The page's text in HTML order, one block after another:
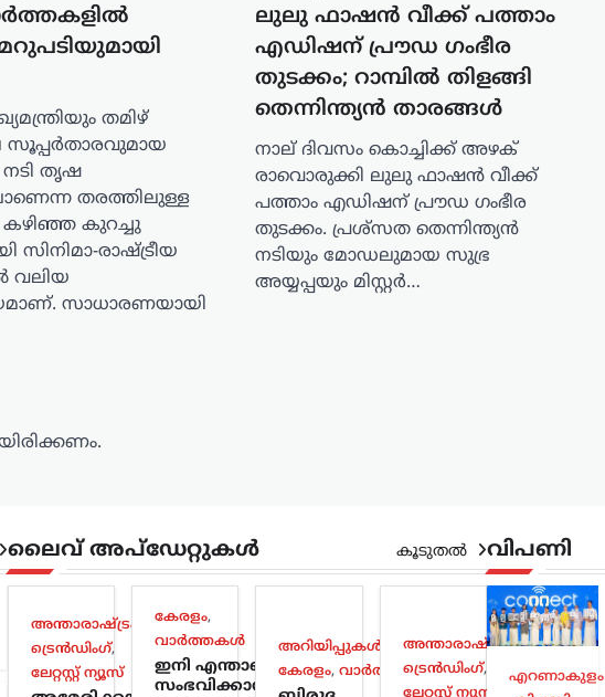
തമിഴ്
സൂപ്പർതാരവുമായ
നടി തൃഷ
തരത്തിലുള്ള
കുറച്ചു
സിനിമാ-രാഷ്ട്രീയ
വലിയ
സാധാരണയായി
ലുലു ഫാഷൻ വീക്ക് പത്താം
എഡിഷന് പ്രൗഡ ​ഗംഭീര
തുടക്കം; റാമ്പിൽ തിളങ്ങി
തെന്നിന്ത്യൻ താരങ്ങൾ
നാല് ദിവസം കൊച്ചിക്ക് അഴക്
രാവൊരുക്കി ലുലു ഫാഷൻ വീക്ക്
പത്താം എഡിഷന് പ്രൗഡ ​ഗംഭീര
തുടക്കം. പ്രശ്സത തെന്നിന്ത്യൻ
നടിയും മോഡലുമായ സുഭ്ര
അയ്യപ്പയും മിസ്റ്റർ…
ലൈവ് അപ്‌ഡേറ്റുകൾ കൂടുതൽ
അന്താരാഷ്ട്രം
ട്രെൻഡിംഗ്,
ലേറ്റസ്റ്റ് ന്യൂസ്
കേരളം,
വാർത്തകൾ
ഇനി എന്താണ്
സംഭവിക്കാൻ
അറിയിപ്പുകൾ
കേരളം,വാർത്തകൾ
അന്താരാഷ്ട്രം,
ട്രെൻഡിംഗ്,
ലേറ്റസ്റ്റ് ന്യൂസ്
വിപണി
എറണാകുളം